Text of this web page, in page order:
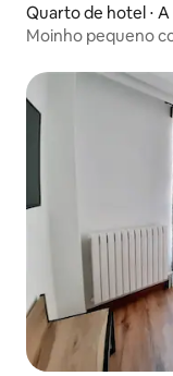
Quarto de hotel ⋅
Moinho pequeno